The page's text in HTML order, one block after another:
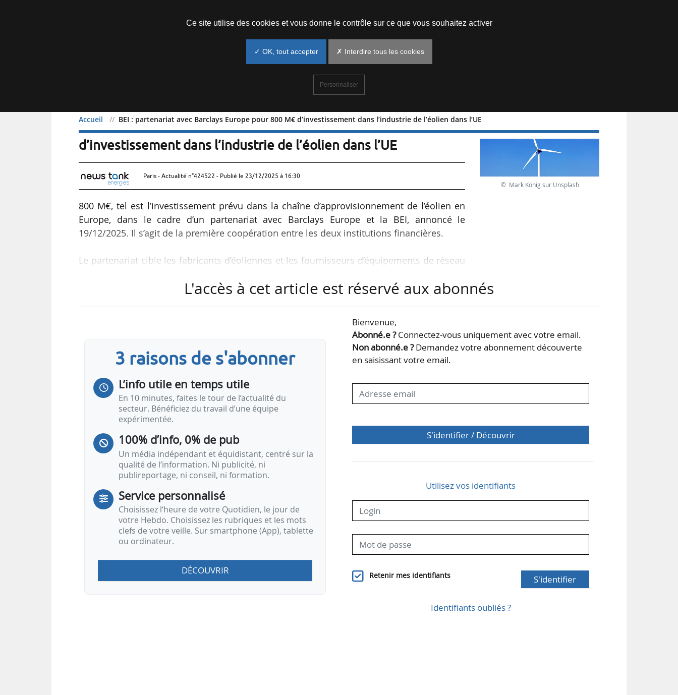
Accueil BEI : partenariat avec Barclays Europe pour 800 M€ d’investissement dans l’industrie de l’éolien dans l’UE
BEI : partenariat avec Barclays Europe pour 800 M€
d’investissement dans l’industrie de l’éolien dans l’UE
Paris - Actualité n°424522 - Publié le 23/12/2025 à 16:30
800 M€, tel est l’investissement prévu dans la chaîne d’approvisionnement de l’éolien en
Europe, dans le cadre d’un partenariat avec Barclays Europe et la BEI, annoncé le
19/12/2025. Il s’agit de la première coopération entre les deux institutions financières.
Le partenariat cible les fabricants d’éoliennes et les fournisseurs d’équipements de réseau
l’Union européenne. Les investissements concernés portent sur la fabrication et la
« L’industrie éolienne européenne est essentielle à notre compétitivité, à notre sécurité
énergétique et à nos ambitions climatiques. Or, trop de projets sont freinés par des
lacunes en matière de garanties…
© Mark König sur Unsplash
L'accès à cet article est réservé aux abonnés
3 raisons de s'abonner
L’info utile en temps utile
En 10 minutes, faites le tour de l’actualité du
secteur. Bénéficiez du travail d’une équipe
expérimentée.
100% d’info, 0% de pub
Un média indépendant et équidistant, centré sur la
qualité de l’information. Ni publicité, ni
publireportage, ni conseil, ni formation.
Service personnalisé
Choisissez l‘heure de votre Quotidien, le jour de
votre Hebdo. Choisissez les rubriques et les mots
clefs de votre veille. Sur smartphone (App), tablette
ou ordinateur.
DÉCOUVRIR
Bienvenue,
Abonné.e ?Connectez-vous uniquement avec votre email.
Non abonné.e ?Demandez votre abonnement découverte
en saisissant votre email.
S'identifier / Découvrir
Utilisez vos identifiants
Retenir mes identifiants S'identifier
Identifiants oubliés ?
Ce site utilise des cookies et vous donne le contrôle sur ce que vous souhaitez activer
✓ OK, tout accepter ✗ Interdire tous les cookies
Personnaliser